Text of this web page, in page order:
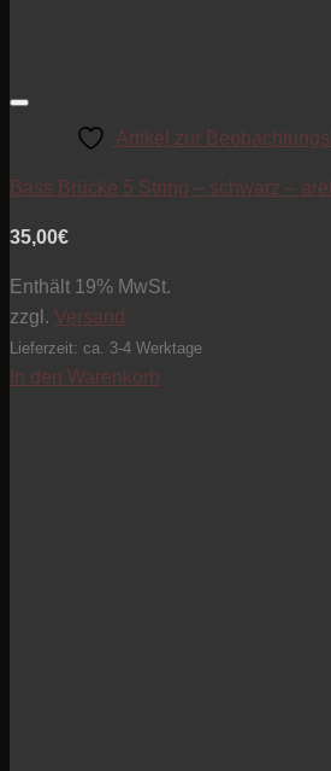
Artikel zur
Bass Brücke 5 String – schwarz –
35,00€
Enthält 19% MwSt.
zzgl. Versand
Lieferzeit: ca. 3-4 Werktage
In den Warenkorb